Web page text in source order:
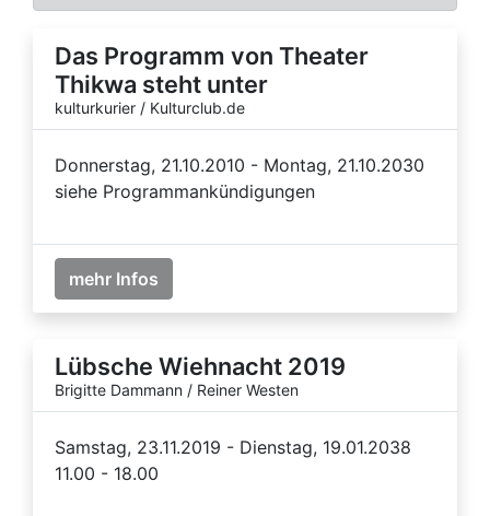
Das Programm von Theater
Thikwa steht unter
kulturkurier / Kulturclub.de
Donnerstag, 21.10.2010 - Montag, 21.10.2030
siehe Programmankündigungen
mehr Infos
Lübsche Wiehnacht 2019
Brigitte Dammann / Reiner Westen
Samstag, 23.11.2019 - Dienstag, 19.01.2038
11.00 - 18.00